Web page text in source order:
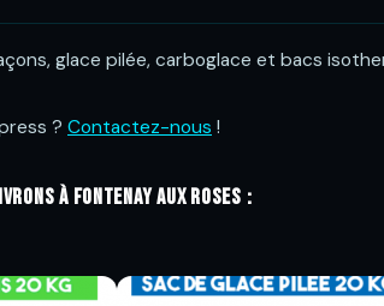
glace pilée, carboglace et bacs
? Contactez-nous !
à Fontenay aux roses :